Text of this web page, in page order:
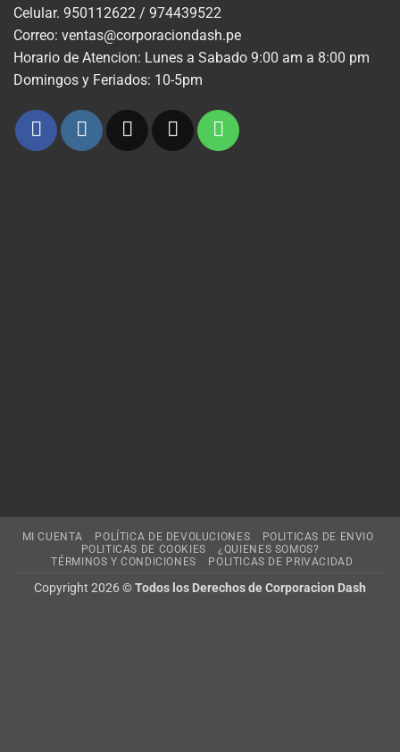
Celular. 950112622 / 974439522
Correo: ventas@corporaciondash.pe
Horario de Atencion: Lunes a Sabado 9:00 am a 8:00 pm
Domingos y Feriados: 10-5pm
MI CUENTA POLÍTICA DE DEVOLUCIONES
POLITICAS DE ENVIO
POLITICAS DE COOKIES
¿QUIENES SOMOS?
TÉRMINOS Y CONDICIONES
POLITICAS DE PRIVACIDAD
Copyright 2026 ©Todos los Derechos de Corporacion Dash